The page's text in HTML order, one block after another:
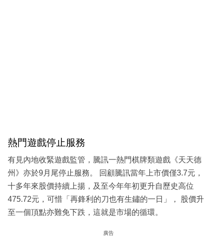
熱門遊戲停止服務
有見內地收緊遊戲監管，騰訊一熱門棋牌類遊戲《天天德
州》亦於9月尾停止服務。 回顧騰訊當年上市價僅3.7元，
十多年來股價持續上揚，及至今年年初更升自歷史高位
475.72元，可惜「再鋒利的刀也有生鏽的一日」， 股價升
至一個頂點亦難免下跌，這就是市場的循環。
廣告